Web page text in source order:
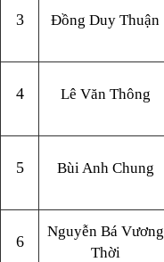
3 Đồng Duy Thuận
4 Lê Văn Thông
5 Bùi Anh Chung
6
Nguyễn Bá Vương
Thời